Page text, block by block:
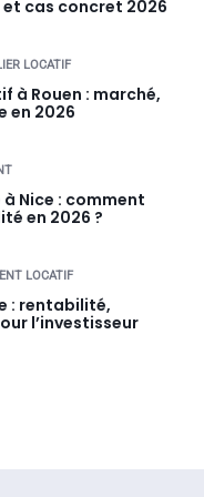
cas concret 2026
LOCATIF
à Rouen : marché,
en 2026
Nice : comment
en 2026 ?
LOCATIF
: rentabilité,
l’investisseur